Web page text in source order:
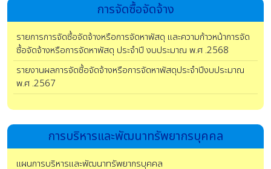
การจัดซื้อจัดจ้าง
รายการการจัดซื้อจัดจ้างหรือการจัดหาพัสดุ และความก้าวหน้าการจัด
ซื้อจัดจ้างหรือการจัดหาพัสดุ ประจำปี งบประมาณ พ.ศ .2568
รายงานผลการจัดซื้อจัดจ้างหรือการจัดหาพัสดุประจำปีงบประมาณ
พ.ศ .2567
การบริหารและพัฒนาทรัพยากรบุคคล
แผนการบริหารและพัฒนาทรัพยากรบุคคล